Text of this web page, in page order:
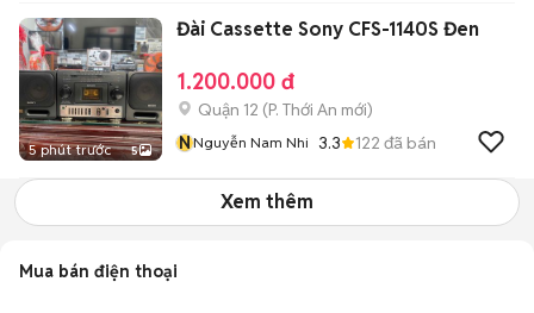
5 phút trước 5
Đài Cassette Sony CFS-1140S Đen
1.200.000 đ
Quận 12 (P. Thới An mới)
NNguyễn Nam Nhi 3.3 122 đã bán
Xem thêm
Mua bán điện thoại